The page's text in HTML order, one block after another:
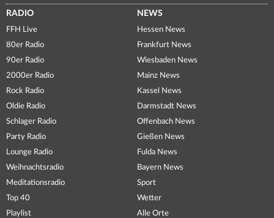
RADIO
FFH Live
80er Radio
90er Radio
2000er Radio
Rock Radio
Oldie Radio
Schlager Radio
Party Radio
Lounge Radio
Weihnachtsradio
Meditationsradio
Top 40
Playlist
NEWS
Hessen News
Frankfurt News
Wiesbaden News
Mainz News
Kassel News
Darmstadt News
Offenbach News
Gießen News
Fulda News
Bayern News
Sport
Wetter
Alle Orte